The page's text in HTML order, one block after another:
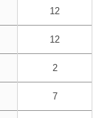
12
12
2
7